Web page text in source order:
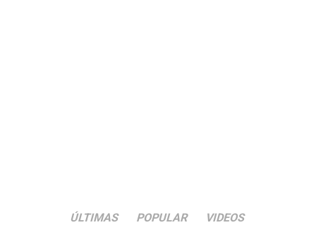
ÚLTIMAS POPULAR VIDEOS